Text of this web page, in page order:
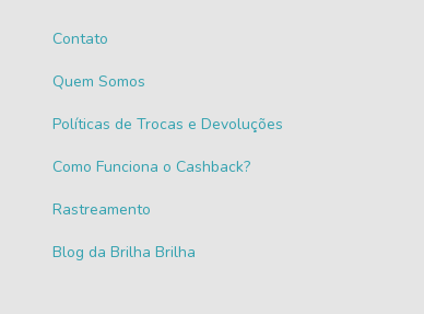
Contato
Quem Somos
Políticas de Trocas e Devoluções
Como Funciona o Cashback?
Rastreamento
Blog da Brilha Brilha